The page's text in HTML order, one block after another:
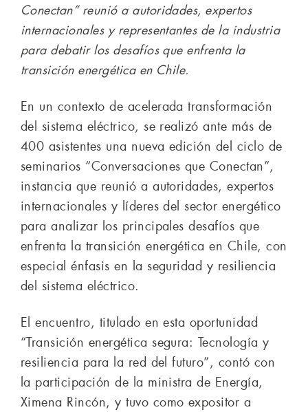
Conectan” reunió a autoridades, expertos
internacionales y representantes de la industria
para debatir los desafíos que enfrenta la
transición energética en Chile.
En un contexto de acelerada transformación
del sistema eléctrico, se realizó ante más de
400 asistentes una nueva edición del ciclo de
seminarios “Conversaciones que Conectan”,
instancia que reunió a autoridades, expertos
internacionales y líderes del sector energético
para analizar los principales desafíos que
enfrenta la transición energética en Chile, con
especial énfasis en la seguridad y resiliencia
del sistema eléctrico.
El encuentro, titulado en esta oportunidad
“Transición energética segura: Tecnología y
resiliencia para la red del futuro”, contó con
la participación de la ministra de Energía,
Ximena Rincón, y tuvo como expositor a